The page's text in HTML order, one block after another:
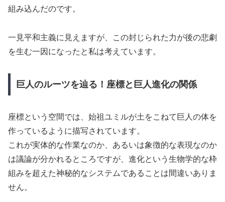
組み込んだのです。
一見平和主義に見えますが、この封じられた力が後の悲劇
を生む一因になったと私は考えています。
巨人のルーツを辿る！座標と巨人進化の関係
座標という空間では、始祖ユミルが土をこねて巨人の体を
作っているように描写されています。
これが実体的な作業なのか、あるいは象徴的な表現なのか
は議論が分かれるところですが、進化という生物学的な枠
組みを超えた神秘的なシステムであることは間違いありま
せん。